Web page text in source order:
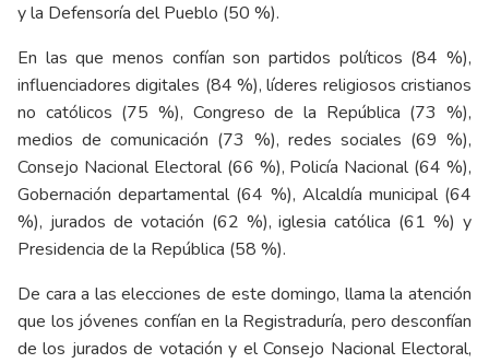
y la Defensoría del Pueblo (50 %).
En las que menos confían son partidos políticos (84 %),
influenciadores digitales (84 %), líderes religiosos cristianos
no católicos (75 %), Congreso de la República (73 %),
medios de comunicación (73 %), redes sociales (69 %),
Consejo Nacional Electoral (66 %), Policía Nacional (64 %),
Gobernación departamental (64 %), Alcaldía municipal (64
%), jurados de votación (62 %), iglesia católica (61 %) y
Presidencia de la República (58 %).
De cara a las elecciones de este domingo, llama la atención
que los jóvenes confían en la Registraduría, pero desconfían
de los jurados de votación y el Consejo Nacional Electoral,